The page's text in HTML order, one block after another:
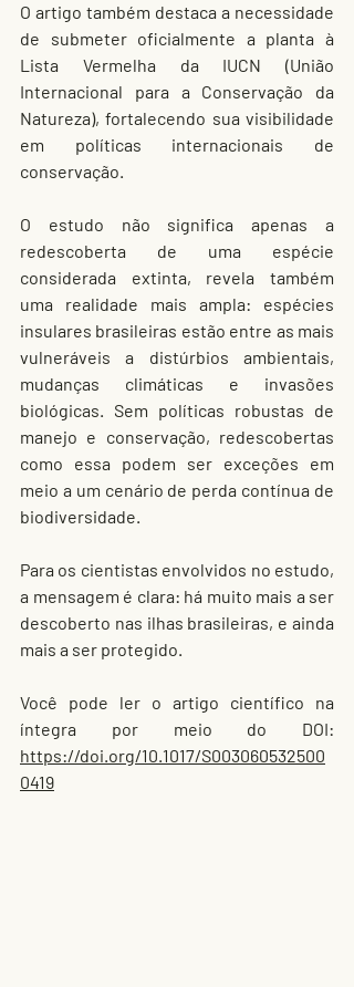
O artigo também destaca a necessidade
de submeter oficialmente a planta à
Lista Vermelha da IUCN (União
Internacional para a Conservação da
Natureza), fortalecendo sua visibilidade
em políticas internacionais de
conservação.
O estudo não significa apenas a
redescoberta de uma espécie
considerada extinta, revela também
uma realidade mais ampla: espécies
insulares brasileiras estão entre as mais
vulneráveis a distúrbios ambientais,
mudanças climáticas e invasões
biológicas. Sem políticas robustas de
manejo e conservação, redescobertas
como essa podem ser exceções em
meio a um cenário de perda contínua de
biodiversidade.
Para os cientistas envolvidos no estudo,
a mensagem é clara: há muito mais a ser
descoberto nas ilhas brasileiras, e ainda
mais a ser protegido.
Você pode ler o artigo científico na
https://doi.org/10.1017/S003060532500
0419